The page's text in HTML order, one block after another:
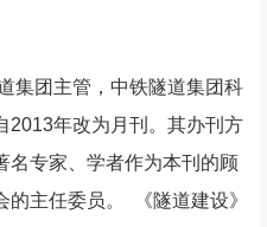
集团主管，中铁隧道集团科
2013年改为月刊。其办刊方
名专家、学者作为本刊的顾
主任委员。 《隧道建设》